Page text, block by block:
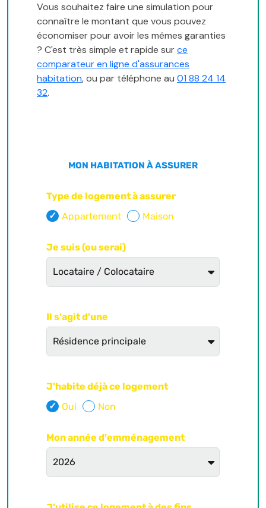
Vous souhaitez faire une simulation pour
connaître le montant que vous pouvez
économiser pour avoir les mêmes garanties
? C'est très simple et rapide surce
comparateur en ligne d'assurances
habitation, ou par téléphone au 01 88 24 14
32.